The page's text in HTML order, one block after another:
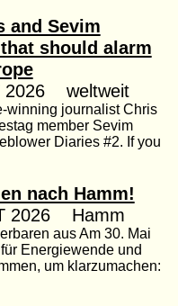
and Sevim
should alarm
2026 weltweit
winning journalist Chris
member Sevim
Diaries #2. If you
nach Hamm!
2026 Hamm
aus Am 30. Mai
Energiewende und
um klarzumachen: